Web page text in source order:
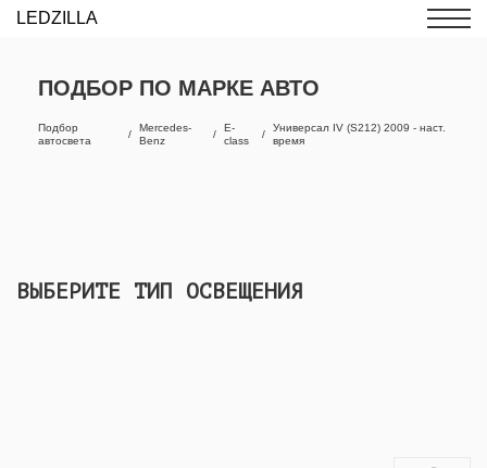
LEDZILLA
ПОДБОР ПО МАРКЕ АВТО
Подбор
автосвета
Mercedes-
Benz
E-
class
Универсал IV (S212) 2009 - наст.
время
ВЫБЕРИТЕ ТИП ОСВЕЩЕНИЯ